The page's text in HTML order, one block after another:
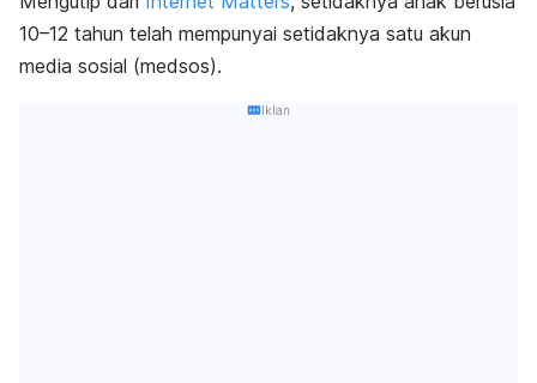
10–12 tahun telah mempunyai setidaknya satu akun
media sosial (medsos).
Iklan